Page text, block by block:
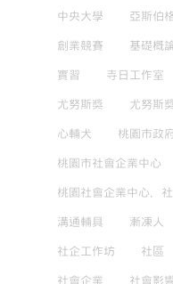
中央大學 亞斯伯
創業競賽 基礎概
實習 寺日工作室
尤努斯獎 尤努斯
心輔犬 桃園市政
桃園市社會企業中心
桃園社會企業中心，
溝通輔具 漸凍人
社企工作坊 社區
社會企業 社會影